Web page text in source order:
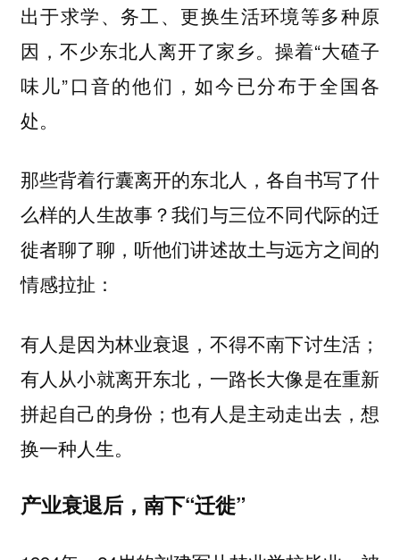
出于求学、务工、更换生活环境等多种原
因，不少东北人离开了家乡。操着“大碴子
味儿”口音的他们，如今已分布于全国各
处。
那些背着行囊离开的东北人，各自书写了什
么样的人生故事？我们与三位不同代际的迁
徙者聊了聊，听他们讲述故土与远方之间的
情感拉扯：
有人是因为林业衰退，不得不南下讨生活；
有人从小就离开东北，一路长大像是在重新
拼起自己的身份；也有人是主动走出去，想
换一种人生。
产业衰退后，南下“迁徙”